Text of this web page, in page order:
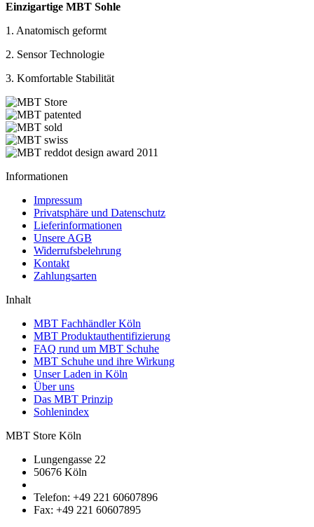
Einzigartige MBT Sohle
1. Anatomisch geformt
2. Sensor Technologie
3. Komfortable Stabilität
Informationen
Impressum
Privatsphäre und Datenschutz
Lieferinformationen
Unsere AGB
Widerrufsbelehrung
Kontakt
Zahlungsarten
Inhalt
MBT Fachhändler Köln
MBT Produktauthentifizierung
FAQ rund um MBT Schuhe
MBT Schuhe und ihre Wirkung
Unser Laden in Köln
Über uns
Das MBT Prinzip
Sohlenindex
MBT Store Köln
Lungengasse 22
50676 Köln
Telefon: +49 221 60607896
Fax: +49 221 60607895